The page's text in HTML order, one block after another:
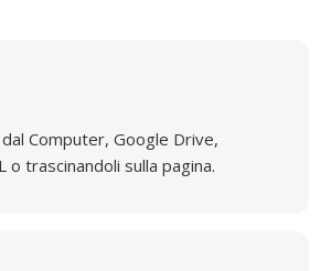
Computer, Google Drive,
o trascinandoli sulla pagina.